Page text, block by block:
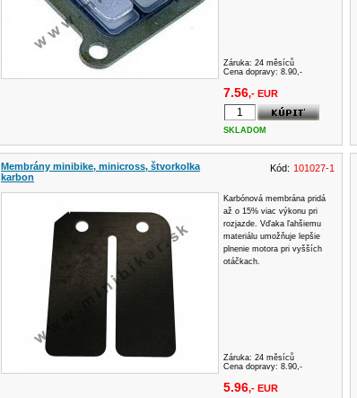
Záruka: 24 měsíců
Cena dopravy: 8.90,-
7.56,- EUR
SKLADOM
Membrány minibike, minicross, štvorkolka
karbon
Kód: 101027-1
Karbónová membrána pridá
až o 15% viac výkonu pri
rozjazde. Vďaka ľahšiemu
materiálu umožňuje lepšie
plnenie motora pri vyšších
otáčkach.
Záruka: 24 měsíců
Cena dopravy: 8.90,-
5.96,- EUR